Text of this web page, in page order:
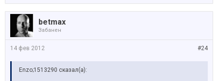
S430A INNEN-/AUSSENSPIEGEL AUT.ABBLENDEND
Внутр./нар.зерк.с затемнением
S431A INNENSPIEGEL,AUTOMATISCH ABBLENDEND
Внутр.зеркало с автоматич.затемнением
Код Наименование (порт) Наименование (EPC)
S464A SKISACK чехол для перевозки лыж
S481A SPORTSITZE FUER FAHRER/BEIFAHRER
betmax
Забанен
#24
14 фев 2012
Enzo;1513290 сказал(а):